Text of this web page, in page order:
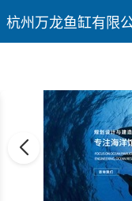
杭州万龙鱼缸有限